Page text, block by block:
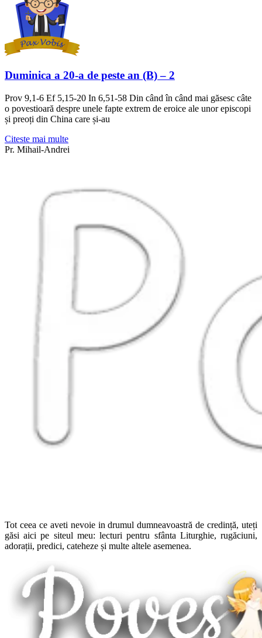
Duminica a 20-a de peste an (B) – 2
Prov 9,1-6 Ef 5,15-20 In 6,51-58 Din când în când mai găsesc câte
o povestioară despre unele fapte extrem de eroice ale unor episcopi
și preoți din China care și-au
Citeste mai multe
Pr. Mihail-Andrei
Tot ceea ce aveti nevoie in drumul dumneavoastră de credință, uteți
găsi aici pe siteul meu: lecturi pentru sfânta Liturghie, rugăciuni,
adorații, predici, cateheze și multe altele asemenea.